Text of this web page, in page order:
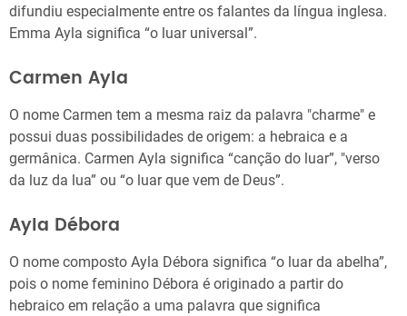
difundiu especialmente entre os falantes da língua inglesa.
Emma Ayla significa “o luar universal”.
Carmen Ayla
O nome Carmen tem a mesma raiz da palavra "charme" e
possui duas possibilidades de origem: a hebraica e a
germânica. Carmen Ayla significa “canção do luar”, "verso
da luz da lua” ou “o luar que vem de Deus”.
Ayla Débora
O nome composto Ayla Débora significa “o luar da abelha”,
pois o nome feminino Débora é originado a partir do
hebraico em relação a uma palavra que significa